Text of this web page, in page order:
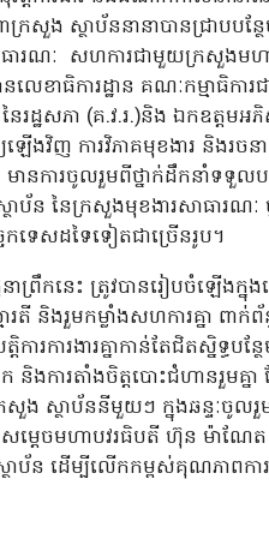
ក្រសួង ស្ថាប័ននានាបានជ្រាបប
ាធារណៈ សហការជាមួយក្រសួងម
ខាធិការដ្ឋាន គណៈកម្មាធិការជ
នៃរដ្ឋសភា (គ.វ.រ.)និង ឯកឧត្ត
ើងវិញ ការវិភាគមុខងារ និងរចន
នការចូលរួមពីថ្នាក់ដឹកនាំទទួលប
ាប័ន នៃក្រសួងមុខងារសាធារណៈ
កទេសដទៃទៀតជាច្រើនរូប។
ាព្រឹកនេះ ត្រូវបានរៀបចំឡើង
តី និងរួមកម្លាំងសហការគ្នា ពាក់
រការងារគ្នាកាន់តែជិតស្និទ្ធប
ងការតាំងចិត្តបោះជំហានរួមគ្នា
ង ស្ថាប័ននីមួយៗ ក្នុងឆន្ទៈចូល
តេចមហាបវរធិបតី​ ហ៊ុន ម៉ាណែត
ប័ន ដើម្បីលើកកម្ពស់គុណភាពការ